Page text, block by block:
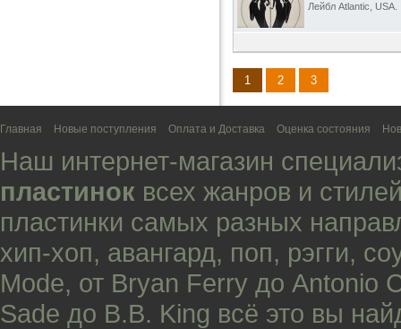
Лейбл Atlantic, USA.
1 2 3
Главная Новые поступления Оплата и Доставка Оценка состояния
Наш интернет-магазин
пластинок всех жанров и
пластинки самых разных
хип-хоп, авангард, поп, рэгги,
Mode, от Bryan Ferry до Antonio
Sade до B.B. King всё это вы